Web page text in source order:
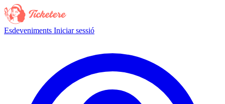
Esdeveniments Iniciar sessió